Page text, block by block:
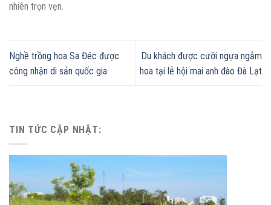
nhiên trọn vẹn.
Nghề trồng hoa Sa Đéc được
công nhận di sản quốc gia
Du khách được cưỡi ngựa ngắm
hoa tại lễ hội mai anh đào Đà Lạt
TIN TỨC CẬP NHẬT: